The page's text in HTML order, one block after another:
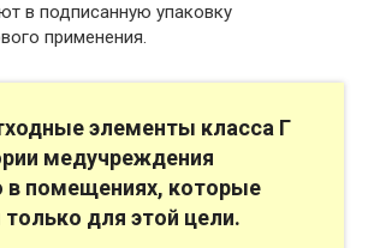
в подписанную упаковку
применения.
элементы класса Г
медучреждения
в помещениях, которые
для этой цели.